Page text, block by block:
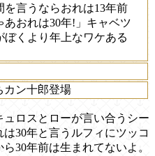
を言うならおれは13年前
あおれは30年!」キャベツ
ぼくより年上なワケある
カン十郎登場
ュロスとローが言い合うシー
30年と言うルフィにツッコ
30年前は生まれてないよ。